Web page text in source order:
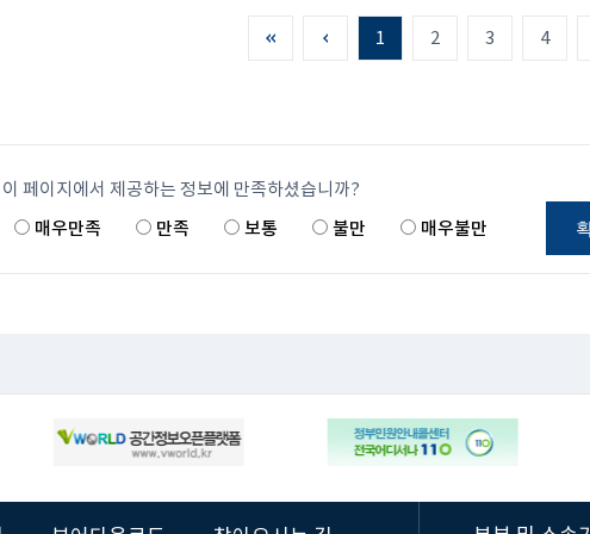
1 2 3 4
이 페이지에서 제공하는 정보에 만족하셨습니까?
매우만족
만족 보통 불만 매우불만